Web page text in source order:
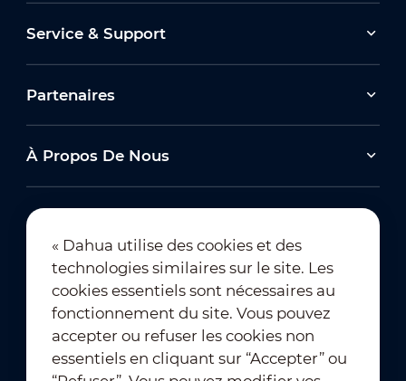
Service & Support
Partenaires
À Propos De Nous
Abonnement à la newsletter
« Dahua utilise des cookies et des
technologies similaires sur le site. Les
cookies essentiels sont nécessaires au
fonctionnement du site. Vous pouvez
accepter ou refuser les cookies non
essentiels en cliquant sur “Accepter” ou